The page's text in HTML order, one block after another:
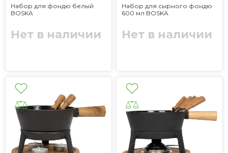
Набор для фондю белый
BOSKA
Нет в наличии
Набор для сырного фондю
600 мл BOSKA
Нет в наличии